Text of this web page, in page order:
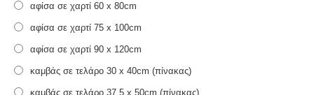
αφίσα σε χαρτί 60 x 80cm
αφίσα σε χαρτί 75 x 100cm
αφίσα σε χαρτί 90 x 120cm
καμβάς σε τελάρο 30 x 40cm (πίνακας)
καμβάς σε τελάρο 37,5 x 50cm (πίνακας)